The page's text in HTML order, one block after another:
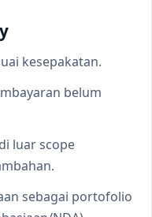
kesepakatan.
belum
luar scope
sebagai portofolio